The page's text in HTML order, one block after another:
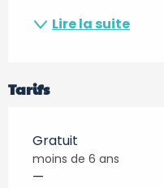
Lire la suite
Tarifs
Gratuit
moins de 6 ans
—